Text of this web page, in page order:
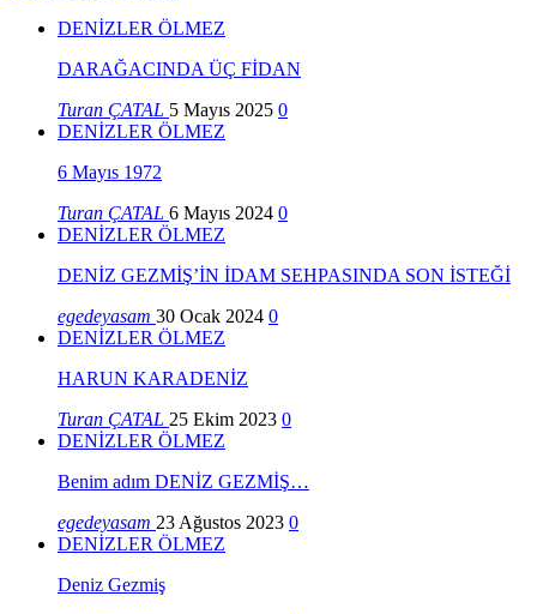
DENİZLER ÖLMEZ
DARAĞACINDA ÜÇ FİDAN
Turan ÇATAL 5 Mayıs 2025 0
DENİZLER ÖLMEZ
6 Mayıs 1972
Turan ÇATAL 6 Mayıs 2024 0
DENİZLER ÖLMEZ
DENİZ GEZMİŞ’İN İDAM SEHPASINDA SON İSTEĞİ
egedeyasam 30 Ocak 2024 0
DENİZLER ÖLMEZ
HARUN KARADENİZ
Turan ÇATAL 25 Ekim 2023 0
DENİZLER ÖLMEZ
Benim adım DENİZ GEZMİŞ…
egedeyasam 23 Ağustos 2023 0
DENİZLER ÖLMEZ
Deniz Gezmiş